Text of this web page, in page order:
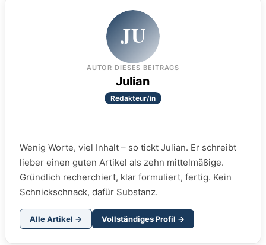
JU
AUTOR DIESES BEITRAGS
Julian
Redakteur/in
Wenig Worte, viel Inhalt – so tickt Julian. Er schreibt
lieber einen guten Artikel als zehn mittelmäßige.
Gründlich recherchiert, klar formuliert, fertig. Kein
Schnickschnack, dafür Substanz.
Alle Artikel → Vollständiges Profil →